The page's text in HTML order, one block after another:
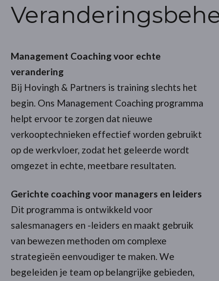
Management Coaching voor echte
verandering
Bij Hovingh & Partners is training slechts het
begin. Ons Management Coaching programma
helpt ervoor te zorgen dat nieuwe
verkooptechnieken effectief worden gebruikt
op de werkvloer, zodat het geleerde wordt
omgezet in echte, meetbare resultaten.
Gerichte coaching voor managers en leiders
Dit programma is ontwikkeld voor
salesmanagers en -leiders en maakt gebruik
van bewezen methoden om complexe
strategieën eenvoudiger te maken. We
begeleiden je team op belangrijke gebieden,